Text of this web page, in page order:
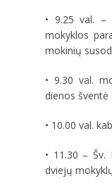
• 9.25 val.
mokyklos
mokinių
• 9.30 val.
dienos šventė
• 10.00 val.
• 11.30 – Šv.
dviejų